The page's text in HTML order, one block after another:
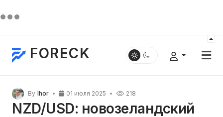
FORECK
By Ihor 01 июля 2025 218
NZD/USD: новозеландский